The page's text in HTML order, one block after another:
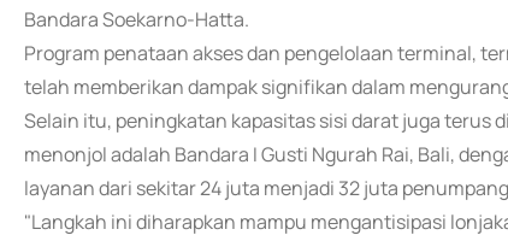
Bandara Soekarno-Hatta.
Program penataan akses dan pengelolaan terminal,
telah memberikan dampak signifikan dalam
Selain itu, peningkatan kapasitas sisi darat juga terus
menonjol adalah Bandara I Gusti Ngurah Rai, Bali,
layanan dari sekitar 24 juta menjadi 32 juta
"Langkah ini diharapkan mampu mengantisipasi